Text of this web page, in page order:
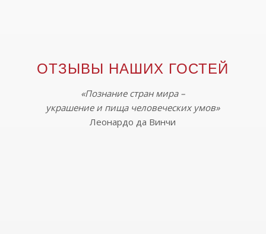
ОТЗЫВЫ НАШИХ ГОСТЕЙ
«Познание стран мира –
украшение и пища человеческих умов»
Леонардо да Винчи